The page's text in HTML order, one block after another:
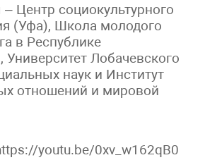
Центр социокультурного
(Уфа), Школа молодого
в Республике
Университет Лобачевского
наук и Институт
отношений и мировой
youtu.be/0xv_w162qB0